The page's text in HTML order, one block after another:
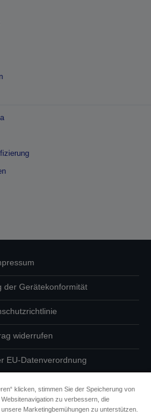
der Gerätekonformität
widerrufen
EU-Datenverordnung
zu Cookies
klicken, stimmen Sie der Speicherung von
zu verbessern, die
Marketingbemühungen zu unterstützen.